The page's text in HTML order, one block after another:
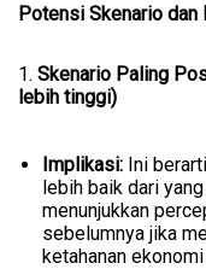
Potensi Skenario dan
1. Skenario Paling
lebih tinggi)
Implikasi: Ini
lebih baik dari
menunjukkan
sebelumnya jika
ketahanan